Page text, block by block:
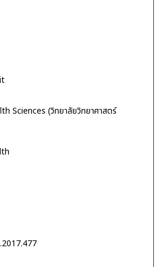
Sciences (วิทยาลัยวิทยาศาสตร์